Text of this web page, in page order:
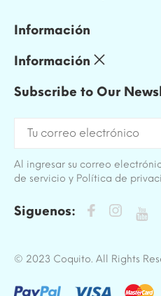
Información
Información
Subscribe to Our
Al ingresar su correo
de servicio y Política de
Siguenos:
© 2023 Coquito. All Rights